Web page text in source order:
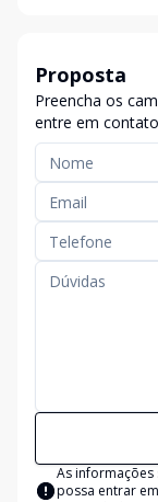
Proposta
Preencha os
entre em contato
As
possa entrar